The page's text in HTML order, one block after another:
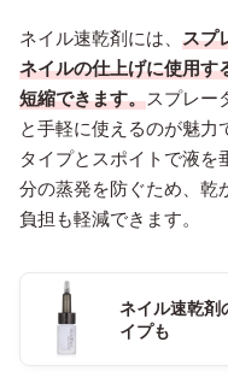
ネイル速乾剤には、 スプ
ネイルの仕上げに使用す
短縮できます。スプレー
と手軽に使えるのが魅力
タイプとスポイトで液
分の蒸発を防ぐため、乾
負担も軽減できます。
ネイル速乾剤
イプも